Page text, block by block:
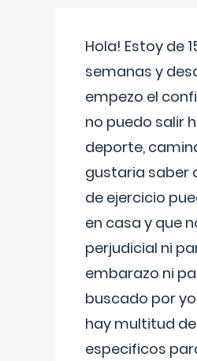
Hola! Estoy de
semanas y
empezo el
no puedo salir
deporte,
gustaria saber
de ejercicio
en casa y que
perjudicial ni
embarazo ni
buscado por
hay multitud
especificos